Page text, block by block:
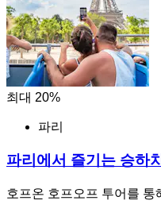
최대 20%
파리
파리에서 즐기는 승하
호프온 호프오프 투어를 통